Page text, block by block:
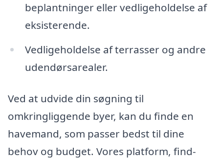
beplantninger eller vedligeholdelse af
eksisterende.
Vedligeholdelse af terrasser og andre
udendørsarealer.
Ved at udvide din søgning til
omkringliggende byer, kan du finde en
havemand, som passer bedst til dine
behov og budget. Vores platform, find-